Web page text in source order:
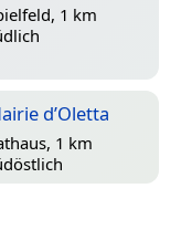
1 km
d’Oletta
1 km